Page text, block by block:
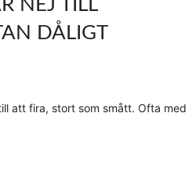
NEJ TILL
DÅLIGT
att fira, stort som smått. Ofta med